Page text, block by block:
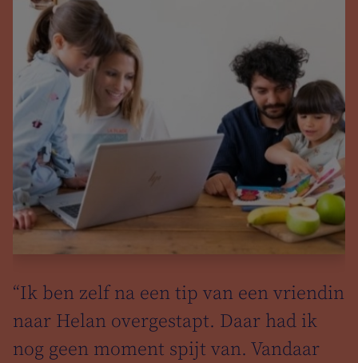
“Ik ben zelf na een tip van een vriendin
naar Helan overgestapt. Daar had ik
nog geen moment spijt van. Vandaar